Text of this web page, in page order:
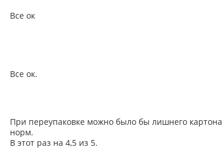
Все ок
Все ок.
При переупаковке можно было бы лишнего
норм.
В этот раз на 4,5 из 5.